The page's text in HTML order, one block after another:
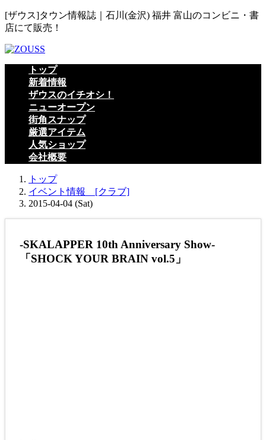
コ
ン
ン
ツ
ナ
ビ
ー
シ
[ザウス]タウン情報誌｜石川(金沢) 福井 富山のコンビニ・書
店にて販売！
トップ
新着情報
ザウスのイチオシ！
ニューオープン
街角スナップ
厳選アイテム
人気ショップ
会社概要
トップ
イベント情報 [クラブ]
2015-04-04 (Sat)
-SKALAPPER 10th Anniversary Show-
「SHOCK YOUR BRAIN vol.5」